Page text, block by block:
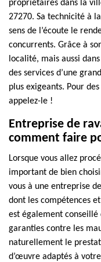
propriétaires dans la
27270. Sa technicité à
sens de l’écoute le
concurrents. Grâce à
localité, mais aussi
des services d’une
plus exigeants. Pour
appelez-le !
Entreprise de
comment faire
Lorsque vous allez
important de bien
vous à une entreprise
dont les compétences
est également conseillé
garanties contre les
naturellement le
d’œuvre adaptés à